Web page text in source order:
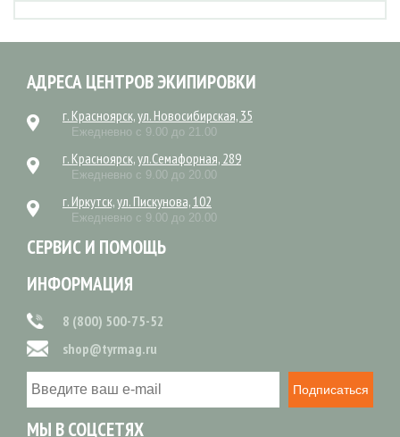
АДРЕСА ЦЕНТРОВ ЭКИПИРОВКИ
г. Красноярск, ул. Новосибирская, 35
Ежедневно с 9.00 до 21.00
г. Красноярск, ул.Семафорная, 289
Ежедневно с 9.00 до 20.00
г. Иркутск, ул. Пискунова, 102
Ежедневно с 9.00 до 20.00
СЕРВИС И ПОМОЩЬ
ИНФОРМАЦИЯ
8 (800) 500-75-52
shop@tyrmag.ru
Подписаться
МЫ В СОЦСЕТЯХ